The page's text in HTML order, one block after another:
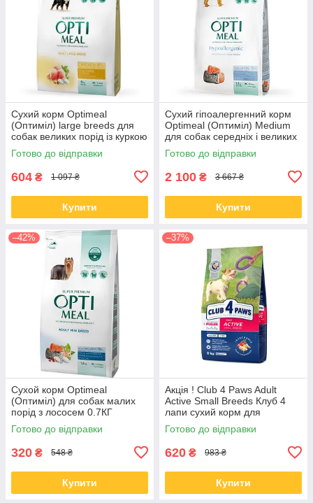
Сухий корм Optimeal
(Оптиміл) large breeds для
собак великих порід із куркою
4 КГ
Готово до відправки
604 ₴ 1 097 ₴
Купити
Сухий гіпоалергенний корм
Optimeal (Оптиміл) Medium
для собак середніх і великих
порід с лососем 12 КГ
Готово до відправки
2 100 ₴ 3 667 ₴
Купити
–42%
Сухой корм Optimeal
(Оптиміл) для собак малих
порід з лососем 0.7КГ
Готово до відправки
320 ₴ 548 ₴
Купити
–37%
Акція ! Club 4 Paws Adult
Active Small Breeds Клуб 4
лапи сухий корм для
активних собак малих порід,
5 кг
Готово до відправки
620 ₴ 983 ₴
Купити